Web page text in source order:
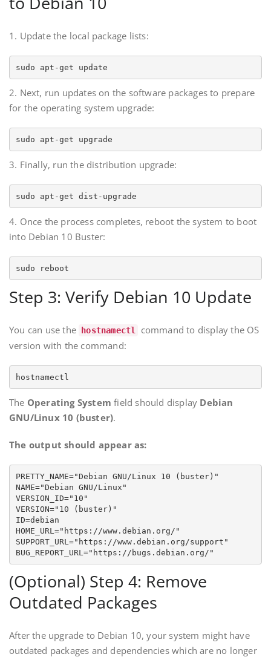
1. Update the local package lists:
sudo apt-get update
2. Next, run updates on the software packages to prepare
for the operating system upgrade:
sudo apt-get upgrade
3. Finally, run the distribution upgrade:
sudo apt-get dist-upgrade
4. Once the process completes, reboot the system to boot
into Debian 10 Buster:
sudo reboot
Step 3: Verify Debian 10 Update
You can use the hostnamectl
command to display the OS
version with the command:
hostnamectl
The Operating System field should display Debian
GNU/Linux 10 (buster).
The output should appear as:
PRETTY_NAME="Debian GNU/Linux 10 (buster)"
NAME="Debian GNU/Linux"
VERSION_ID="10"
VERSION="10 (buster)"
ID=debian
HOME_URL="https://www.debian.org/"
SUPPORT_URL="https://www.debian.org/support"
BUG_REPORT_URL="https://bugs.debian.org/"
(Optional) Step 4: Remove
Outdated Packages
After the upgrade to Debian 10, your system might have
outdated packages and dependencies which are no longer